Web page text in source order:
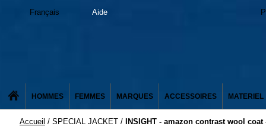
Français Aide
HOMMES FEMMES MARQUES ACCESSOIRES MATERIEL
Accueil / SPECIAL JACKET / INSIGHT - amazon contrast wool coat